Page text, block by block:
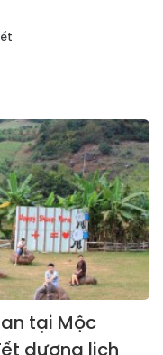
tại Mộc
dương lịch